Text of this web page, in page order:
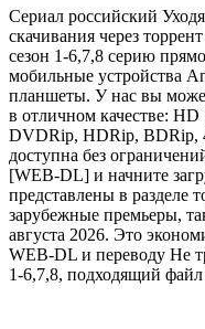
Сериал российский
скачивания через
сезон 1-6,7,8 серию
мобильные устройства
планшеты. У нас вы
в отличном качестве:
DVDRip, HDRip, BDRip,
доступна без
[WEB-DL] и начните
представлены в разделе
зарубежные премьеры,
августа 2026. Это
WEB-DL и переводу Не
1-6,7,8, подходящий файл